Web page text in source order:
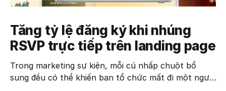
Tăng tỷ lệ đăng ký khi nhúng
RSVP trực tiếp trên landing page
Trong marketing sự kiện, mỗi cú nhấp chuột bổ
sung đều có thể khiến ban tổ chức mất đi một người